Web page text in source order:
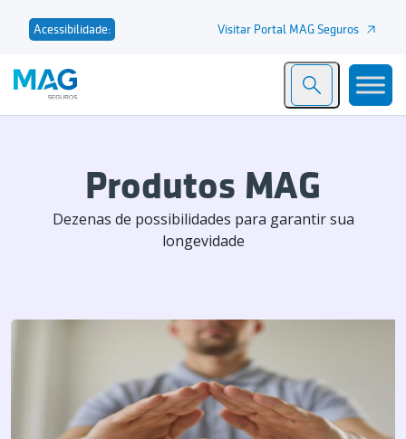
Acessibilidade: Visitar Portal MAG Seguros
Produtos MAG
Dezenas de possibilidades para garantir sua
longevidade